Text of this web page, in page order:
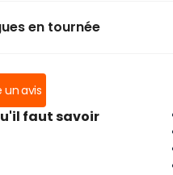
en tournée
un avis
faut savoir